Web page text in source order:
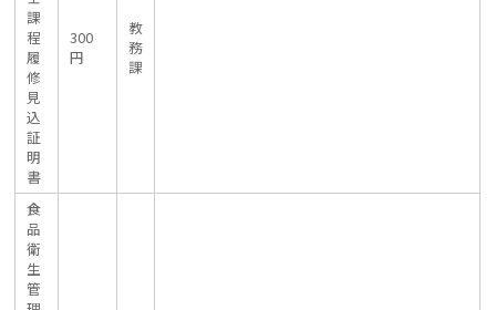
課
程
履
修
見
込
証
明
書
300
円
教
務
課
食
品
衛
生
管